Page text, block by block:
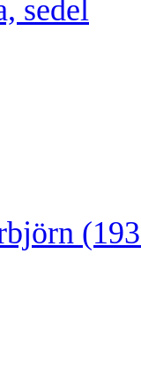
sedel